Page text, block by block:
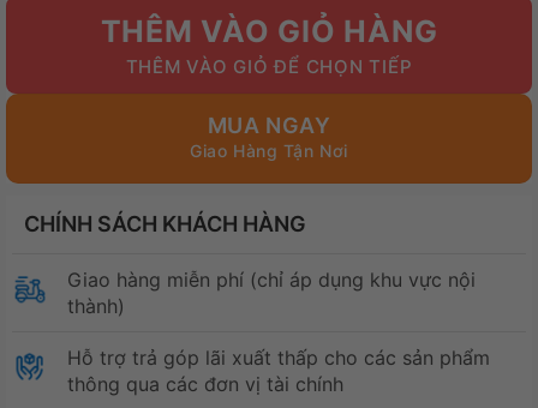
2.500.000₫.
1.840.000₫.
THÊM VÀO GIỎ HÀNG
MUA NGAY
CHÍNH SÁCH KHÁCH HÀNG
Giao hàng miễn phí (chỉ áp dụng khu vực nội
thành)
Hỗ trợ trả góp lãi xuất thấp cho các sản phẩm
thông qua các đơn vị tài chính